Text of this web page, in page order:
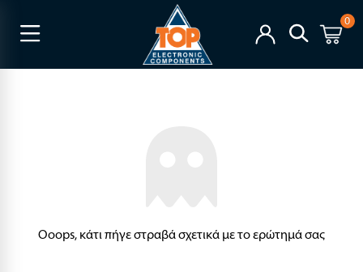
0
Ooops, κάτι πήγε στραβά σχετικά με το ερώτημά σας